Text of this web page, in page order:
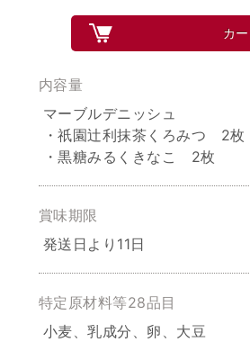
カ
内容量
マーブルデニッシュ
・祇園辻利抹茶くろみつ 2枚
・黒糖みるくきなこ 2枚
賞味期限
発送日より11日
特定原材料等28品目
小麦、乳成分、卵、大豆